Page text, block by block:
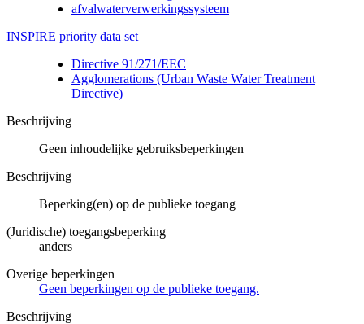
afvalwaterverwerkingssysteem
INSPIRE priority data set
Directive 91/271/EEC
Agglomerations (Urban Waste Water Treatment
Directive)
Beschrijving
Geen inhoudelijke gebruiksbeperkingen
Beschrijving
Beperking(en) op de publieke toegang
(Juridische) toegangsbeperking
anders
Overige beperkingen
Geen beperkingen op de publieke toegang.
Beschrijving